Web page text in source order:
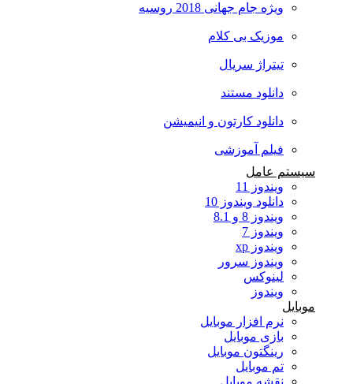
ویژه جام جهانی 2018 روسیه
موزیک بی کلام
تیتراژ سریال
دانلود مستند
دانلود کارتون و انیمیشن
فیلم آموزشی
سیستم عامل
ویندوز 11
دانلود ویندوز 10
ویندوز 8 و 8.1
ویندوز 7
ویندوز xp
ویندوز سرور
لینوکس
ویندوز
موبایل
نرم افزار موبایل
بازی موبایل
رینگتون موبایل
تم موبایل
نقشه موبایل